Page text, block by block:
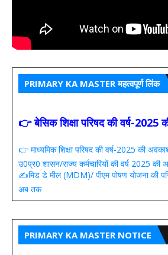
PRIMARY KA MASTER महत्वपूर्ण लिंक
👉 बेसिक शिक्षा परिषद की वर्ष-2025
👉 माध्यमिक शिक्षा परिषद की वर्ष-2025 की
उ0प्र0 शासन/राज्य कर्मचारियों की वर्ष 2025 की
✍️मिड डे मील (MDM)/ पीएम पोषण योजना की
अब तक
PRIMARY KA MASTER NOTICE